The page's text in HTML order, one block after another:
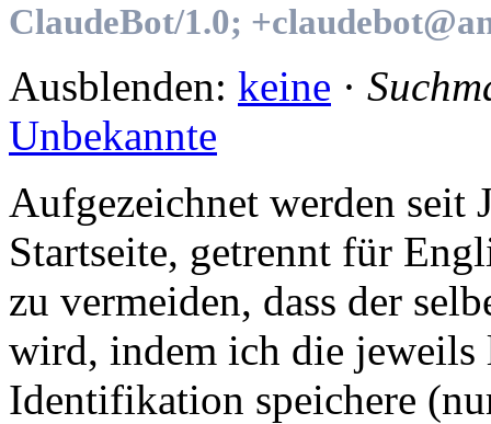
ClaudeBot/1.0;
Ausblenden: keine ·
Unbekannte
Auf­ge­zeich­net wer­den seit
Start­sei­te, ge­trennt für
zu ver­mei­den, dass der
wird, in­dem ich die je­weils
Iden­ti­fi­ka­tion spei­che­re